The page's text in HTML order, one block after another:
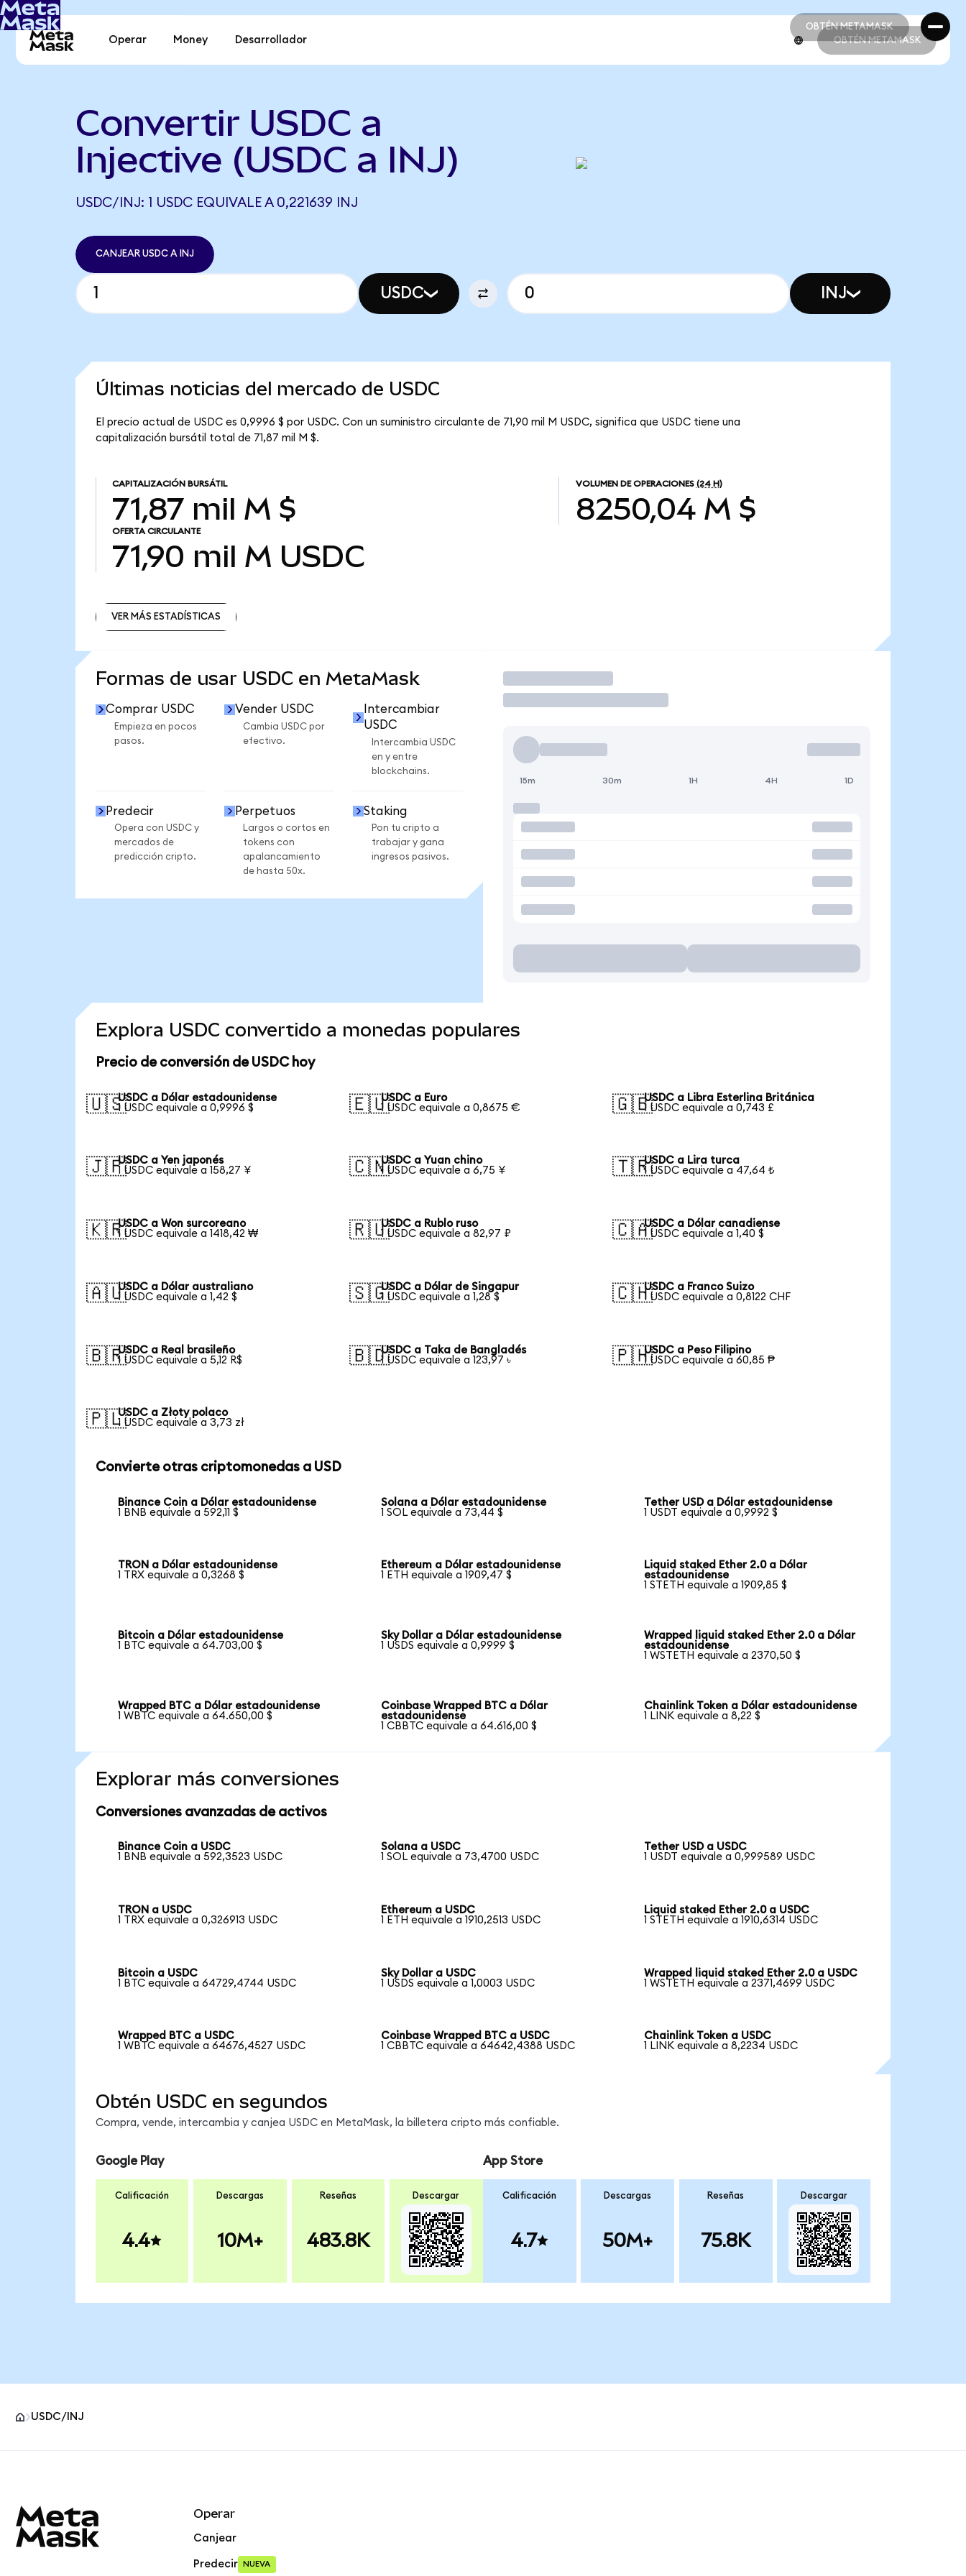
OBTÉN METAMASK
OBTÉN METAMASK
Operar Money Desarrollador OBTÉN METAMASK
Convertir USDC a
Injective (USDC a INJ)
USDC/INJ: 1 USDC EQUIVALE A 0,221639 INJ
CANJEAR USDC A INJ
USDC INJ
Últimas noticias del mercado de USDC
El precio actual de USDC es 0,9996 $ por USDC. Con un suministro circulante de 71,90 mil M USDC, significa que USDC tiene una
capitalización bursátil total de 71,87 mil M $.
CAPITALIZACIÓN BURSÁTIL
71,87 mil M $
VOLUMEN DE OPERACIONES (24 H)
8250,04 M $
OFERTA CIRCULANTE
71,90 mil M USDC
VER MÁS ESTADÍSTICAS
Formas de usar USDC en MetaMask
Comprar USDC
Empieza en pocos
pasos.
Vender USDC
Cambia USDC por
efectivo.
Intercambiar
USDC
Intercambia USDC
en y entre
blockchains.
Predecir
Opera con USDC y
mercados de
predicción cripto.
Perpetuos
Largos o cortos en
tokens con
apalancamiento
de hasta 50x.
Staking
Pon tu cripto a
trabajar y gana
ingresos pasivos.
Operar
15m 30m 1H 4H 1D
Explora USDC convertido a monedas populares
Precio de conversión de USDC hoy
🇺🇸USDC a Dólar estadounidense
1 USDC equivale a 0,9996 $
🇪🇺USDC a Euro
1 USDC equivale a 0,8675 €
🇬🇧USDC a Libra Esterlina Británica
1 USDC equivale a 0,743 £
🇯🇵USDC a Yen japonés
1 USDC equivale a 158,27 ¥
🇨🇳USDC a Yuan chino
1 USDC equivale a 6,75 ¥
🇹🇷USDC a Lira turca
1 USDC equivale a 47,64 ₺
🇰🇷USDC a Won surcoreano
1 USDC equivale a 1418,42 ₩
🇷🇺USDC a Rublo ruso
1 USDC equivale a 82,97 ₽
🇨🇦USDC a Dólar canadiense
1 USDC equivale a 1,40 $
🇦🇺USDC a Dólar australiano
1 USDC equivale a 1,42 $
🇸🇬USDC a Dólar de Singapur
1 USDC equivale a 1,28 $
🇨🇭USDC a Franco Suizo
1 USDC equivale a 0,8122 CHF
🇧🇷USDC a Real brasileño
1 USDC equivale a 5,12 R$
🇧🇩USDC a Taka de Bangladés
1 USDC equivale a 123,97 ৳
🇵🇭USDC a Peso Filipino
1 USDC equivale a 60,85 ₱
🇵🇱USDC a Złoty polaco
1 USDC equivale a 3,73 zł
Convierte otras criptomonedas a USD
Binance Coin a Dólar estadounidense
1 BNB equivale a 592,11 $
Solana a Dólar estadounidense
1 SOL equivale a 73,44 $
Tether USD a Dólar estadounidense
1 USDT equivale a 0,9992 $
TRON a Dólar estadounidense
1 TRX equivale a 0,3268 $
Ethereum a Dólar estadounidense
1 ETH equivale a 1909,47 $
Liquid staked Ether 2.0 a Dólar
estadounidense
1 STETH equivale a 1909,85 $
Bitcoin a Dólar estadounidense
1 BTC equivale a 64.703,00 $
Sky Dollar a Dólar estadounidense
1 USDS equivale a 0,9999 $
Wrapped liquid staked Ether 2.0 a Dólar
estadounidense
1 WSTETH equivale a 2370,50 $
Wrapped BTC a Dólar estadounidense
1 WBTC equivale a 64.650,00 $
Coinbase Wrapped BTC a Dólar
estadounidense
1 CBBTC equivale a 64.616,00 $
Chainlink Token a Dólar estadounidense
1 LINK equivale a 8,22 $
Explorar más conversiones
Conversiones avanzadas de activos
Binance Coin a USDC
1 BNB equivale a 592,3523 USDC
Solana a USDC
1 SOL equivale a 73,4700 USDC
Tether USD a USDC
1 USDT equivale a 0,999589 USDC
TRON a USDC
1 TRX equivale a 0,326913 USDC
Ethereum a USDC
1 ETH equivale a 1910,2513 USDC
Liquid staked Ether 2.0 a USDC
1 STETH equivale a 1910,6314 USDC
Bitcoin a USDC
1 BTC equivale a 64729,4744 USDC
Sky Dollar a USDC
1 USDS equivale a 1,0003 USDC
Wrapped liquid staked Ether 2.0 a USDC
1 WSTETH equivale a 2371,4699 USDC
Wrapped BTC a USDC
1 WBTC equivale a 64676,4527 USDC
Coinbase Wrapped BTC a USDC
1 CBBTC equivale a 64642,4388 USDC
Chainlink Token a USDC
1 LINK equivale a 8,2234 USDC
Obtén USDC en segundos
Compra, vende, intercambia y canjea USDC en MetaMask, la billetera cripto más confiable.
Google Play
Calificación
4.4
Descargas
10M+
Reseñas
483.8K
Descargar
App Store
Calificación
4.7
Descargas
50M+
Reseñas
75.8K
Descargar
USDC/INJ
Operar
Canjear
Predecir NUEVA